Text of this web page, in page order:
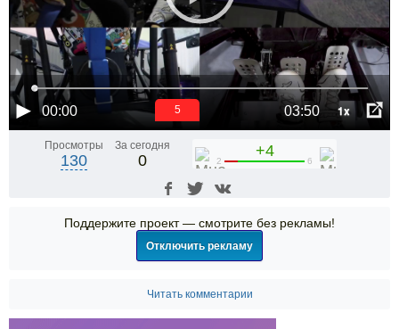
00:00 03:50 1x
5
Просмотры
130
За сегодня
0
+4
2 6
Поддержите проект — смотрите без рекламы!
Отключить рекламу
Читать комментарии